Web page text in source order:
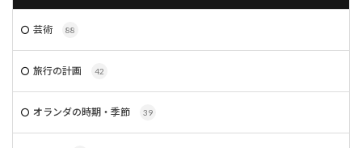
芸術 88
旅行の計画 42
オランダの時期・季節 39